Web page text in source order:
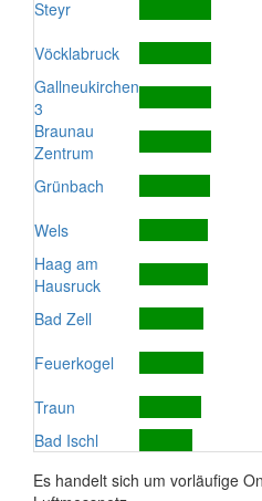
Steyr
Vöcklabruck
Gallneukirchen
3
Braunau
Zentrum
Grünbach
Wels
Haag am
Hausruck
Bad Zell
Feuerkogel
Traun
Bad Ischl
Es handelt sich um vorläufige